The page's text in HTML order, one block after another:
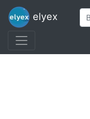
elyex